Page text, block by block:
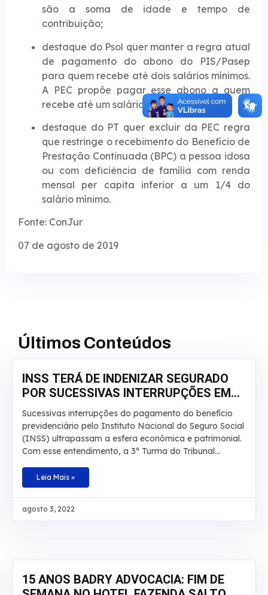
são a soma de idade e tempo de
contribuição;
destaque do Psol quer manter a regra atual
de pagamento do abono do PIS/Pasep
para quem recebe até dois salários mínimos.
A PEC propõe pagar esse abono a quem
recebe até um salário;
destaque do PT quer excluir da PEC regra
que restringe o recebimento do Benefício de
Prestação Continuada (BPC) a pessoa idosa
ou com deficiência de família com renda
mensal per capita inferior a um 1/4 do
salário mínimo.
Fonte: ConJur
07 de agosto de 2019
Últimos Conteúdos
INSS TERÁ DE INDENIZAR SEGURADO
POR SUCESSIVAS INTERRUPÇÕES EM
APOSENTADORIA
Sucessivas interrupções do pagamento do benefício
previdenciário pelo Instituto Nacional do Seguro Social
(INSS) ultrapassam a esfera econômica e patrimonial.
Com esse entendimento, a 3ª Turma do Tribunal
unanimidade, a condenação da autarquia por danos
morais e aumentou a indenização a ser paga a um
um homem que teve por diversas vezes sua
Leia Mais »
agosto 3, 2022
15 ANOS BADRY ADVOCACIA: FIM DE